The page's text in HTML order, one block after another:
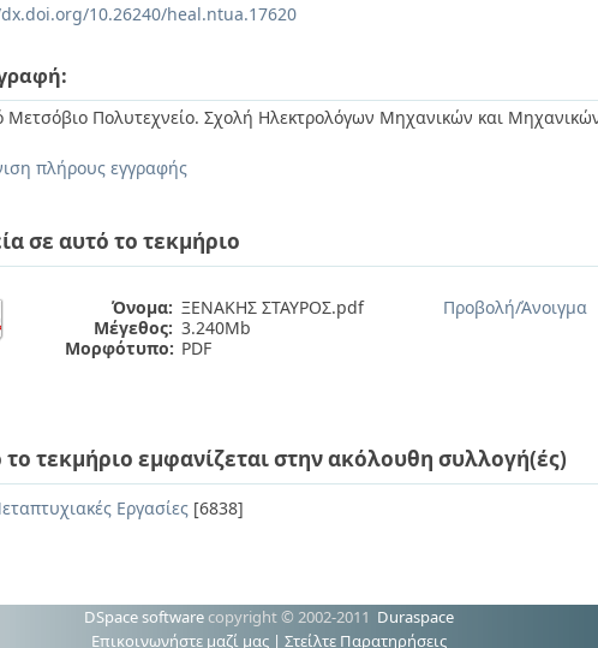
10.26240/heal.ntua.17620
Μετσόβιο Πολυτεχνείο. Σχολή Ηλεκτρολόγων Μηχανικών και
πλήρους εγγραφής
σε αυτό το τεκμήριο
Όνομα: ΞΕΝΑΚΗΣ ΣΤΑΥΡΟΣ.pdf
Μέγεθος: 3.240Mb
Μορφότυπο: PDF
Προβολή/Άνοιγμα
το τεκμήριο εμφανίζεται στην ακόλουθη συλλογή(ές)
Εργασίες [6838]
DSpace software copyright © 2002-2011 Duraspace
Επικοινωνήστε μαζί μας | Στείλτε Παρατηρήσεις